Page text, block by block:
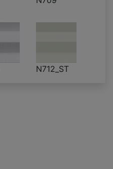
N712_ST